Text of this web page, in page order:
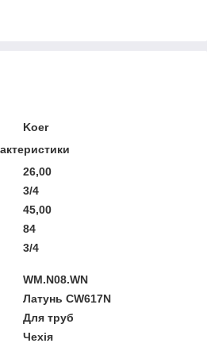
Koer
26,00
3/4
45,00
84
3/4
WM.N08.WN
Латунь CW617N
Для труб
Чехія